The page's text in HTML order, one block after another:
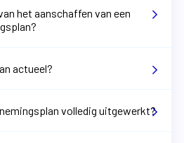
het aanschaffen van een
actueel?
volledig uitgewerkt?